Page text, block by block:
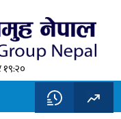
१९:२०